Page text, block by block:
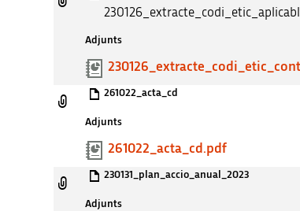
Adjunts
261022_acta_cd
Adjunts
261022_acta_cd.pdf
230131_plan_accio_anual_2023
Adjunts